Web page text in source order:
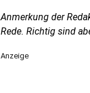
Anmerkung der
Rede. Richtig sind
Anzeige